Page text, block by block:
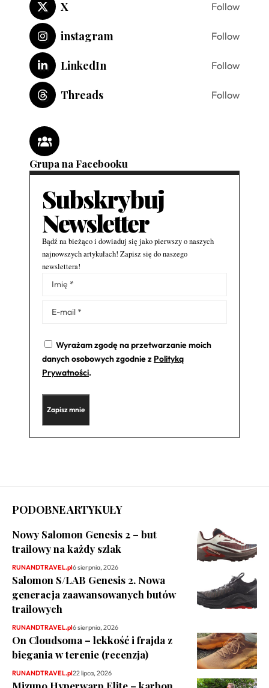
X Follow
instagram Follow
LinkedIn Follow
Threads Follow
Grupa na Facebooku
Subskrybuj
Newsletter
Bądź na bieżąco i dowiaduj się jako pierwszy o naszych
najnowszych artykułach! Zapisz się do naszego
newslettera!
Wyrażam zgodę na przetwarzanie moich
danych osobowych zgodnie z Polityką
Prywatności.
Alternative:
PODOBNE ARTYKUŁY
Nowy Salomon Genesis 2 – but
trailowy na każdy szlak
RUNANDTRAVEL.pl6 sierpnia, 2026
Salomon S/LAB Genesis 2. Nowa
generacja zaawansowanych butów
trailowych
RUNANDTRAVEL.pl6 sierpnia, 2026
On Cloudsoma – lekkość i frajda z
biegania w terenie (recenzja)
RUNANDTRAVEL.pl22 lipca, 2026